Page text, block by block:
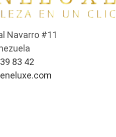
Navarro #11
83 42